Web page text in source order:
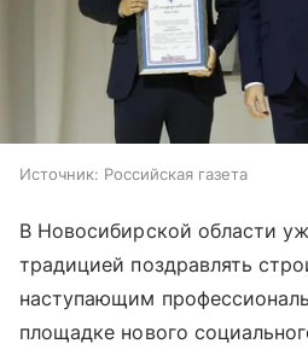
Источник: Российская газета
В Новосибирской области
традицией поздравлять
наступающим
площадке нового